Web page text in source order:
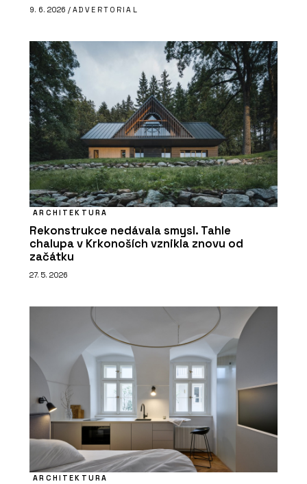
9. 6. 2026 / ADVERTORIAL
ARCHITEKTURA
Rekonstrukce nedávala smysl. Tahle
chalupa v Krkonoších vznikla znovu od
začátku
27. 5. 2026
ARCHITEKTURA